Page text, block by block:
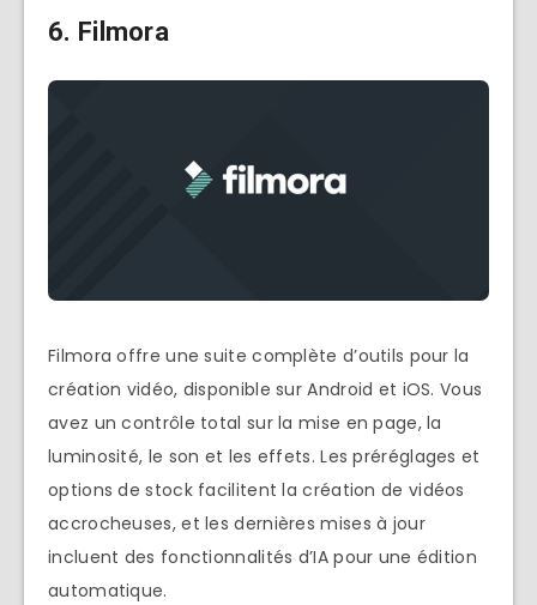
6. Filmora
Filmora offre une suite complète d’outils pour la
création vidéo, disponible sur Android et iOS. Vous
avez un contrôle total sur la mise en page, la
luminosité, le son et les effets. Les préréglages et
options de stock facilitent la création de vidéos
accrocheuses, et les dernières mises à jour
incluent des fonctionnalités d’IA pour une édition
automatique.